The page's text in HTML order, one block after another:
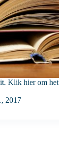
Klik hier om het
2017